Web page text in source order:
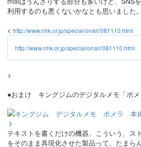
利用するのも悪くないかなとも思いました。
< http://www.nhk.or.jp/special/onair/081110.html
http://www.nhk.or.jp/special/onair/081110.html
>
●おまけ キングジムのデジタルメモ「ポメ
テキストを書くだけの機器。こういう、ス
をそのまま具現化させた製品って、たまら